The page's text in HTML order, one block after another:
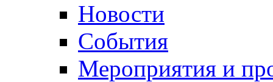
Новости
События
Мероприятия и